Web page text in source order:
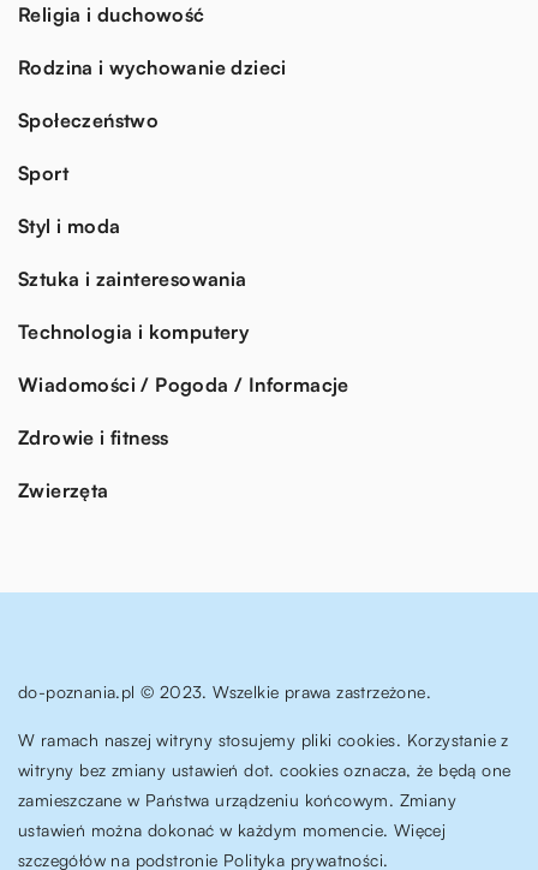
Religia i duchowość
Rodzina i wychowanie dzieci
Społeczeństwo
Sport
Styl i moda
Sztuka i zainteresowania
Technologia i komputery
Wiadomości / Pogoda / Informacje
Zdrowie i fitness
Zwierzęta
do-poznania.pl © 2023. Wszelkie prawa zastrzeżone.
W ramach naszej witryny stosujemy pliki cookies. Korzystanie z
witryny bez zmiany ustawień dot. cookies oznacza, że będą one
zamieszczane w Państwa urządzeniu końcowym. Zmiany
ustawień można dokonać w każdym momencie. Więcej
szczegółów na podstronie Polityka prywatności.